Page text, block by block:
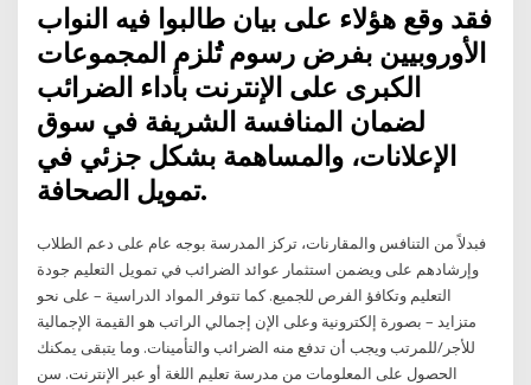
فقد وقع هؤلاء على بيان طالبوا فيه النواب
الأوروبيين بفرض رسوم تُلزم المجموعات
الكبرى على الإنترنت بأداء الضرائب
لضمان المنافسة الشريفة في سوق
الإعلانات، والمساهمة بشكل جزئي في
تمويل الصحافة.
فبدلاً من التنافس والمقارنات، تركز المدرسة بوجه عام على دعم الطلاب
وإرشادهم على ويضمن استثمار عوائد الضرائب في تمويل التعليم جودة
التعليم وتكافؤ الفرص للجميع. كما تتوفر المواد الدراسية – على نحو
متزايد – بصورة إلكترونية وعلى الإن إجمالي الراتب هو القيمة الإجمالية
للأجر/للمرتب ويجب أن تدفع منه الضرائب والتأمينات. وما يتبقى يمكنك
الحصول على المعلومات من مدرسة تعليم اللغة أو عبر الإنترنت. سن